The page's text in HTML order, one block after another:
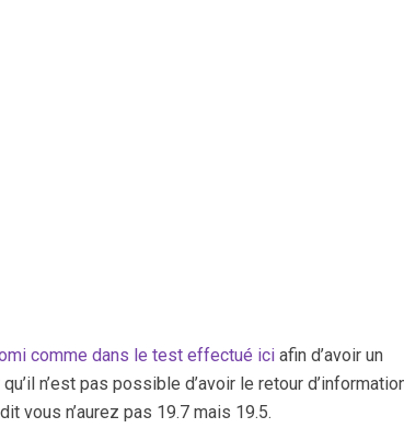
comme dans le test effectué iciafin d’avoir un
n’est pas possible d’avoir le retour
vous n’aurez pas 19.7 mais 19.5.